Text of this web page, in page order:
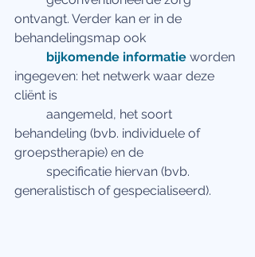
ontvangt. Verder kan er in de
behandelingsmap ook
bijkomende informatie worden
ingegeven: het netwerk waar deze
cliënt is
behandeling (bvb. individuele of
groepstherapie) en de
generalistisch of gespecialiseerd).